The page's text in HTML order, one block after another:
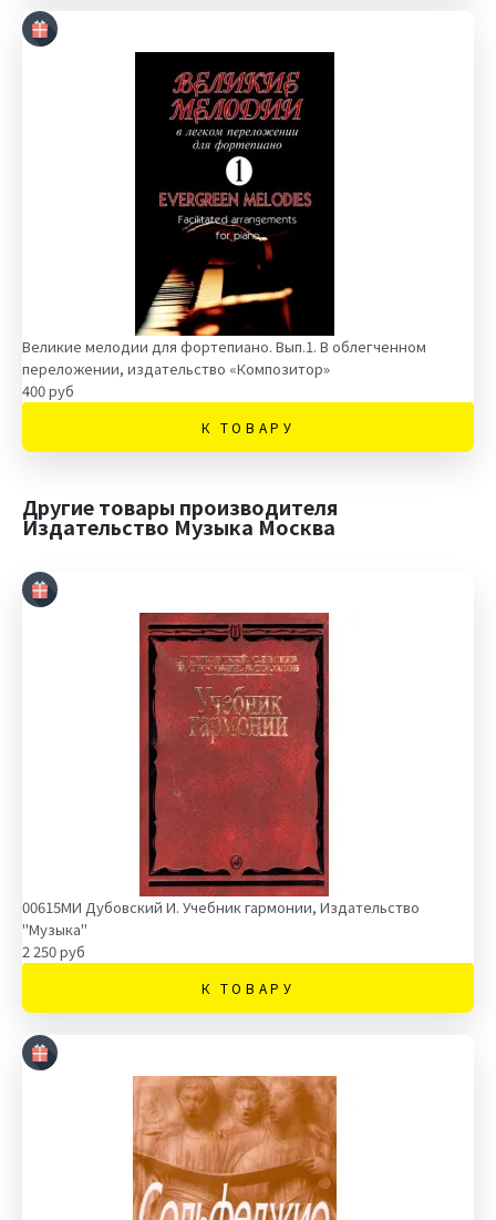
Великие мелодии для фортепиано. Вып.1. В облегченном
переложении, издательство «Композитор»
400 руб
К ТОВАРУ
Другие товары производителя
Издательство Музыка Москва
00615МИ Дубовский И. Учебник гармонии, Издательство
"Музыка"
2 250 руб
К ТОВАРУ